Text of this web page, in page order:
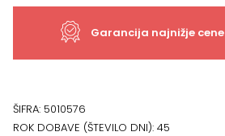
Garancija najnižje cene
ŠIFRA: 5010576
ROK DOBAVE (ŠTEVILO DNI): 45